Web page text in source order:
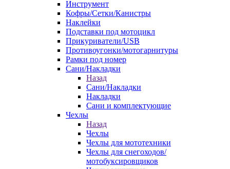
Инструмент
Кофры/Сетки/Канистры
Наклейки
Подставки под мотоцикл
Прикуриватели/USB
Противоугонки/мотогарнитуры
Рамки под номер
Сани/Накладки
Назад
Сани/Накладки
Накладки
Сани и комплектующие
Чехлы
Назад
Чехлы
Чехлы для мототехники
Чехлы для снегоходов/
мотобуксировщиков